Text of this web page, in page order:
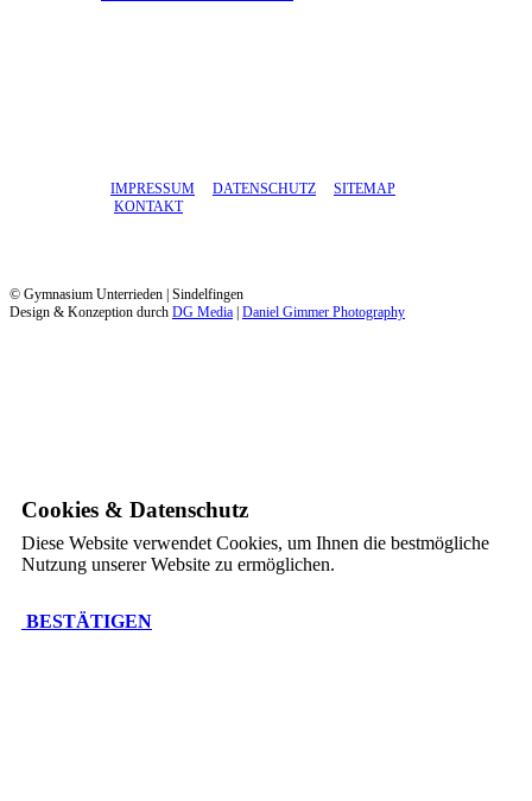
IMPRESSUM DATENSCHUTZ
SITEMAP
KONTAKT
© Gymnasium Unterrieden | Sindelfingen
Design & Konzeption durch DG Media Daniel Gimmer Photography
Cookies & Datenschutz
Diese Website verwendet Cookies, um Ihnen die bestmögliche
Nutzung unserer Website zu ermöglichen.
BESTÄTIGEN